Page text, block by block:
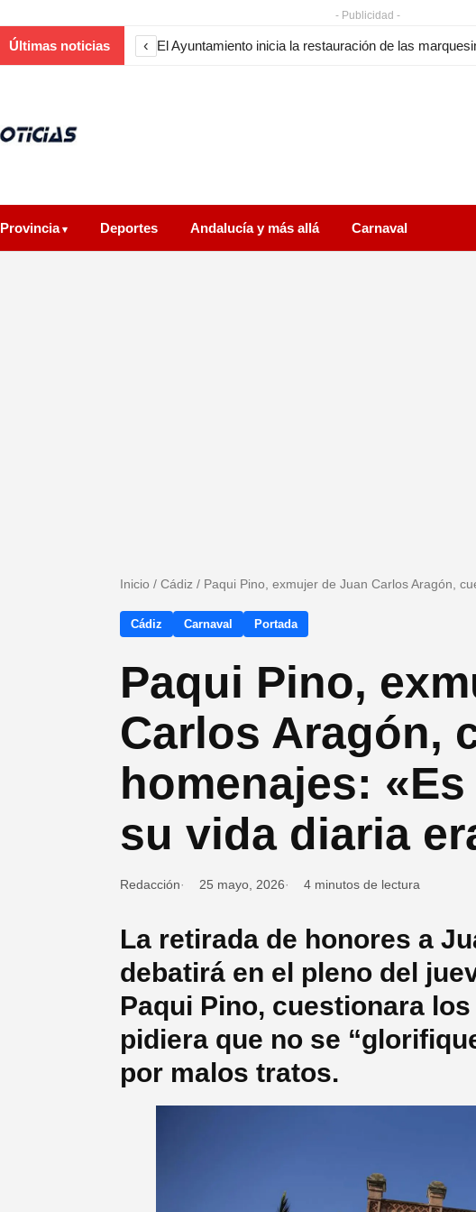
- Publicidad -
Últimas noticias ‹
Provincia Deportes Andalucía y más allá Carnaval
Inicio / Cádiz / Paqui Pino, exmujer de Juan Carlos Aragón,
Cádiz Carnaval Portada
Paqui Pino,
Carlos Aragón,
homenajes:
su vida diaria
Redacción 25 mayo, 2026 4 minutos de lectura
La retirada de honores a
debatirá en el pleno del
Paqui Pino, cuestionara
pidiera que no se
por malos tratos.